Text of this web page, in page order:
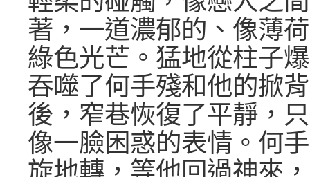
著，一道濃郁的、像薄
綠色光芒。猛地從柱子
吞噬了何手殘和他的掀
後，窄巷恢復了平靜，
像一臉困惑的表情。何